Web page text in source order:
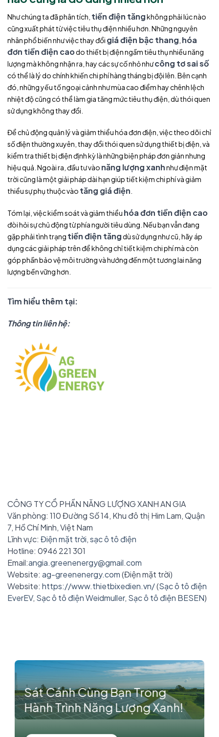
Như chúng ta đã phân tích, tiền điện tăngkhông phải lúc nào
cũng xuất phát từ việc tiêu thụ điện nhiều hơn. Những nguyên
nhân phổ biến như việc thay đổi giá điện bậc thang hóa
đơn tiền điện caodo thiết bị điện ngầm tiêu thụ nhiều năng
lượng mà không nhận ra, hay các sự cố nhỏ nhưcông tơ sai số
có thể là lý do chính khiến chi phí hàng tháng bị đội lên. Bên cạnh
đó, những yếu tố ngoại cảnh như mùa cao điểm hay chênh lệch
nhiệt độ cũng có thể làm gia tăng mức tiêu thụ điện, dù thói quen
sử dụng không thay đổi.
Để chủ động quản lý và giảm thiểu hóa đơn điện, việc theo dõi chỉ
số điện thường xuyên, thay đổi thói quen sử dụng thiết bị điện, và
kiểm tra thiết bị điện định kỳ là những biện pháp đơn giản nhưng
hiệu quả. Ngoài ra, đầu tư vào năng lượng xanhnhư điện mặt
trời cũng là một giải pháp dài hạn giúp tiết kiệm chi phí và giảm
thiểu sự phụ thuộc vào tăng giá điện
Tóm lại, việc kiểm soát và giảm thiểu hóa đơn tiền điện cao
đòi hỏi sự chủ động từ phía người tiêu dùng. Nếu bạn vẫn đang
gặp phải tình trạng tiền điện tăngdù sử dụng như cũ, hãy áp
dụng các giải pháp trên để không chỉ tiết kiệm chi phí mà còn
góp phần bảo vệ môi trường và hướng đến một tương lai năng
lượng bền vững hơn.
Tìm hiểu thêm tại:
Thông tin liên hệ:
CÔNG TY CỔ PHẦN NĂNG LƯỢNG XANH AN GIA
Văn phòng: 110 Đường Số 14, Khu đô thị Him Lam, Quận
7, Hồ Chí Minh, Việt Nam
Lĩnh vực: Điện mặt trời,sạc ô tô điện
Hotline: 0946 221 301
Email:angia.greenenergy@gmail.com
Website: ag-greenenergy.com(Điện mặt trời)
Website: https://www.thietbixedien.vn/(Sạc ô tô điện
EverEV, Sạc ô tô điện Weidmuller, Sạc ô tô điện BESEN)
Sát Cánh Cùng Bạn Trong
Hành Trình Năng Lượng Xanh!